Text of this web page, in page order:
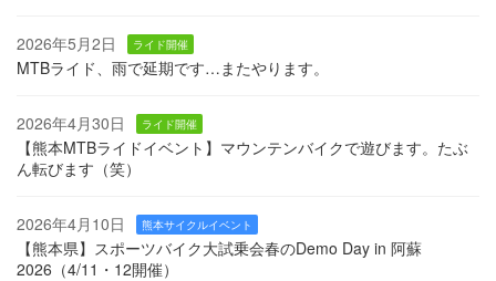
2026年5月2日 ライド開催
MTBライド、雨で延期です…またやります。
2026年4月30日 ライド開催
【熊本MTBライドイベント】マウンテンバイクで遊びます。たぶ
ん転びます（笑）
2026年4月10日 熊本サイクルイベント
【熊本県】スポーツバイク大試乗会春のDemo Day in 阿蘇
2026（4/11・12開催）